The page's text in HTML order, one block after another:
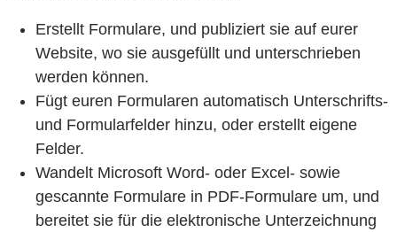
Erstellt Formulare, und publiziert sie auf eurer
Website, wo sie ausgefüllt und unterschrieben
werden können.
Fügt euren Formularen automatisch Unterschrifts-
und Formularfelder hinzu, oder erstellt eigene
Felder.
Wandelt Microsoft Word- oder Excel- sowie
gescannte Formulare in PDF-Formulare um, und
bereitet sie für die elektronische Unterzeichnung